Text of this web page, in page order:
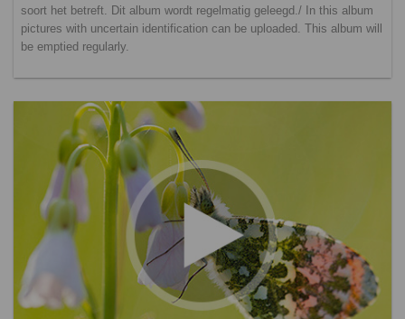
soort het betreft. Dit album wordt regelmatig geleegd./ In this album
pictures with uncertain identification can be uploaded. This album will
be emptied regularly.